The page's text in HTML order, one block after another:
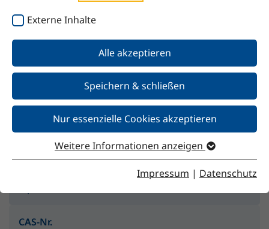
Externe Inhalte
Alle akzeptieren
Speichern & schließen
Nur essenzielle Cookies akzeptieren
Weitere Informationen anzeigen
Impressum | Datenschutz
AlphaPlus® 1-Hexene
Merkmale
CAS-Nr.